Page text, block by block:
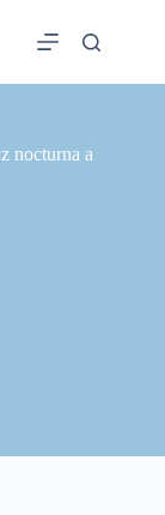
nocturna a